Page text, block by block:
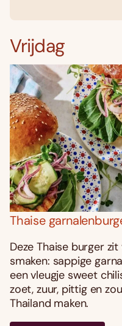
Vrijdag
Thaise
Deze Thaise burger
smaken: sappige
een vleugje sweet
zoet, zuur, pittig en
Thailand maken.